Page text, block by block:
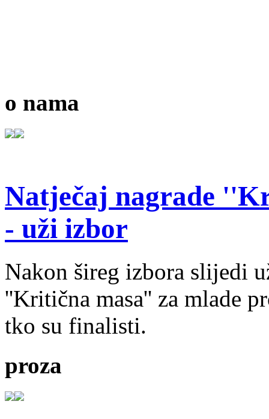
o nama
Natječaj nagrade
- uži izbor
Nakon šireg izbora slijedi
''Kritična masa'' za mlade
tko su finalisti.
proza